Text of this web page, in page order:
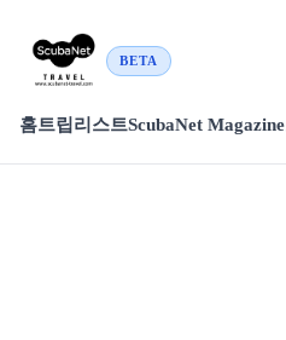
BETA
홈트립리스트ScubaNet Magazine